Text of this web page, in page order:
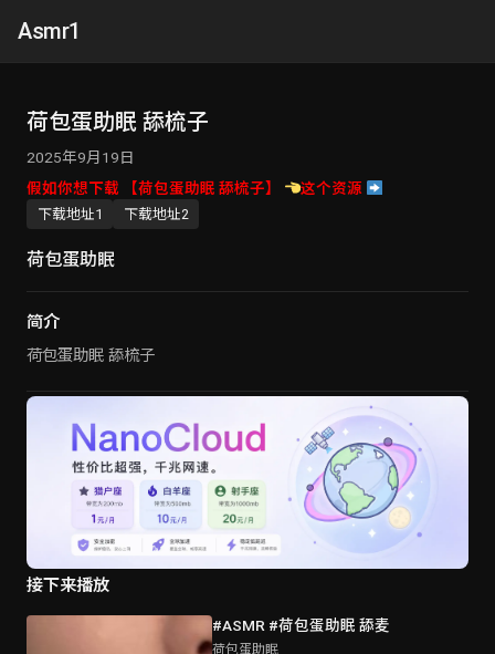
Asmr1
荷包蛋助眠 舔梳子
2025年9月19日
假如你想下载 【荷包蛋助眠 舔梳子】
这个资源
下载地址1 下载地址2
荷包蛋助眠
简介
荷包蛋助眠 舔梳子
接下来播放
#ASMR #荷包蛋助眠 舔麦
荷包蛋助眠